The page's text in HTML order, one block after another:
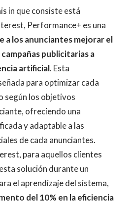
in que consiste está
Performance+ es una
a los anunciantes mejorar el
publicitarias a
artificial. Esta
para optimizar cada
según los objetivos
ofreciendo una
y adaptable a las
de cada anunciantes.
para aquellos clientes
solución durante un
el aprendizaje del sistema,
del 10% en la eficiencia